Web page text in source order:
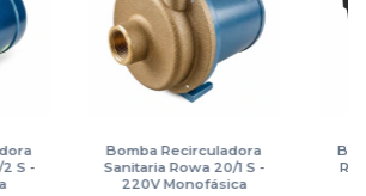
S -
Bomba Recirculadora
Sanitaria Rowa 20/1 S -
220V Monofásica